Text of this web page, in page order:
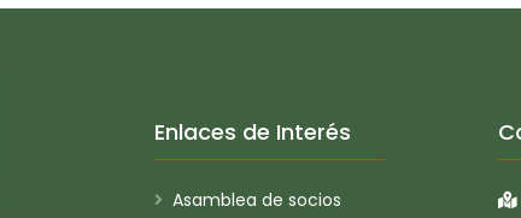
Enlaces de Interés
Asamblea de socios